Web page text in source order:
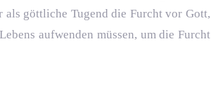
göttliche Tugend die Furcht vor Gott,
aufwenden müssen, um die Furcht